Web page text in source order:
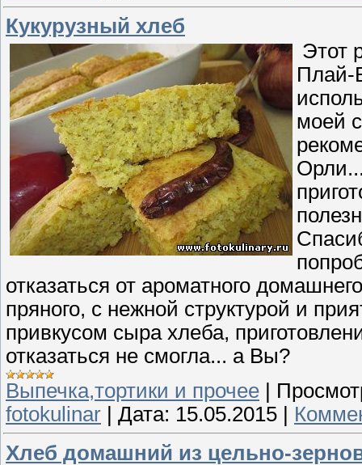
Кукурузный хлеб
Этот
Плай-
моей
отказаться от ароматного
пряного, с нежной структурой и
привкусом сыра хлеба,
отказаться не смогла... а Вы?
Выпечка,тортики и прочее
fotokulinar
Дата: 15.05.2015
Хлеб домашний из цельно-